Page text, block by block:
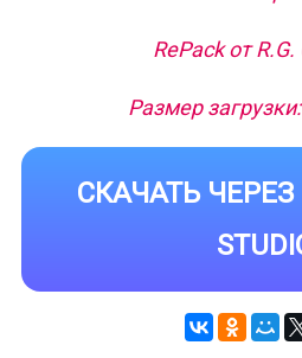
RePack от
Размер загрузки:
СКАЧАТЬ ЧЕРЕЗ